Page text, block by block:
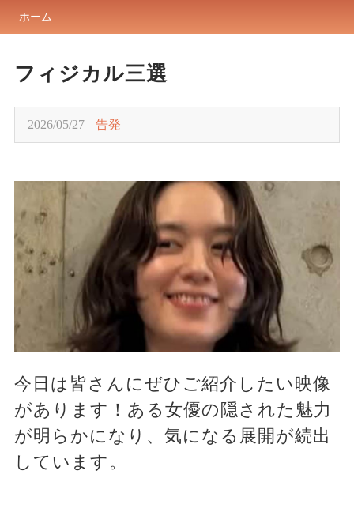
ホーム
フィジカル三選
2026/05/27 告発
今日は皆さんにぜひご紹介したい映像
があります！ある女優の隠された魅力
が明らかになり、気になる展開が続出
しています。